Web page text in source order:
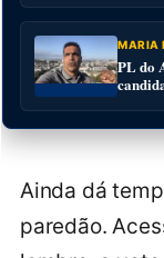
MARIA
PL do
Ainda dá
paredão.